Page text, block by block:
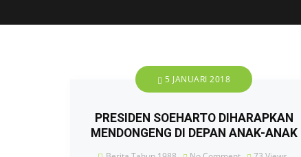
5 JANUARI 2018
PRESIDEN SOEHARTO DIHARAPKAN
MENDONGENG DI DEPAN ANAK-ANAK